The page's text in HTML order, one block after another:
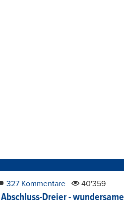
327 Kommentare 40'359
Dreier - wundersame